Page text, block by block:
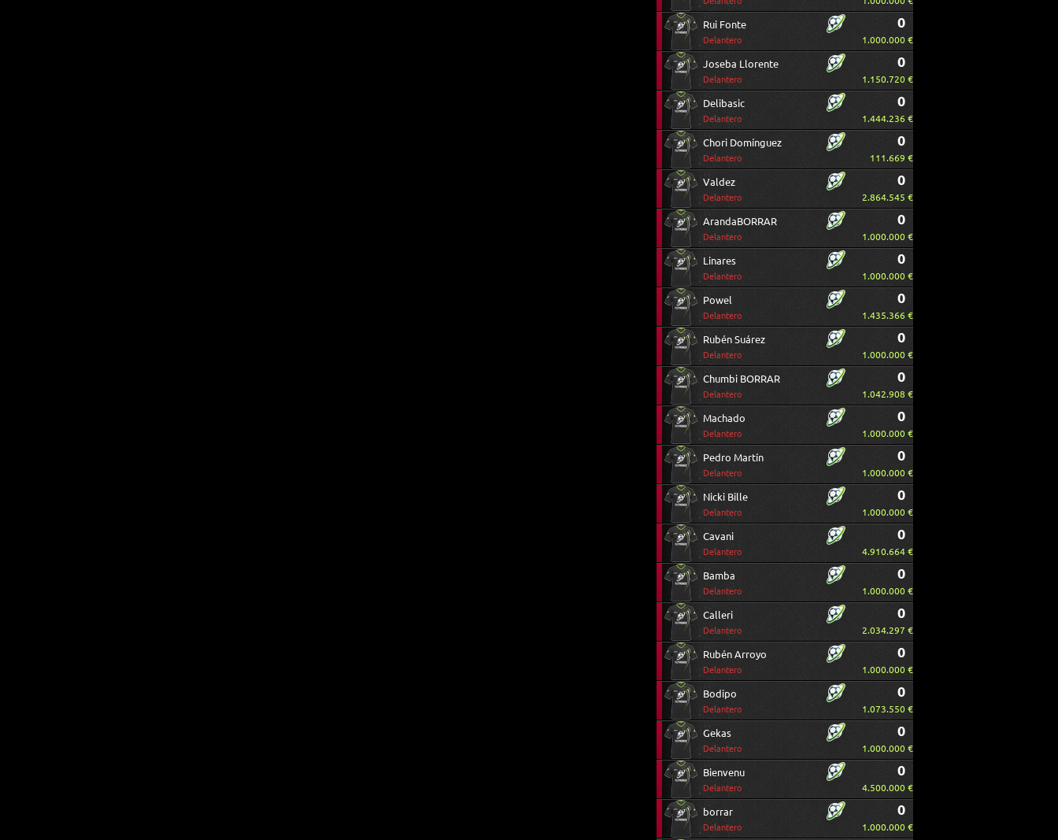
Rui Fonte
Delantero
0
1.000.000 €
Joseba Llorente
Delantero
0
1.150.720 €
Delibasic
Delantero
0
1.444.236 €
Chori Domínguez
Delantero
0
111.669 €
Valdez
Delantero
0
2.864.545 €
ArandaBORRAR
Delantero
0
1.000.000 €
Linares
Delantero
0
1.000.000 €
Powel
Delantero
0
1.435.366 €
Rubén Suárez
Delantero
0
1.000.000 €
Chumbi BORRAR
Delantero
0
1.042.908 €
Machado
Delantero
0
1.000.000 €
Pedro Martín
Delantero
0
1.000.000 €
Nicki Bille
Delantero
0
1.000.000 €
Cavani
Delantero
0
4.910.664 €
Bamba
Delantero
0
1.000.000 €
Calleri
Delantero
0
2.034.297 €
Rubén Arroyo
Delantero
0
1.000.000 €
Bodipo
Delantero
0
1.073.550 €
Gekas
Delantero
0
1.000.000 €
Bienvenu
Delantero
0
4.500.000 €
borrar
Delantero
0
1.000.000 €